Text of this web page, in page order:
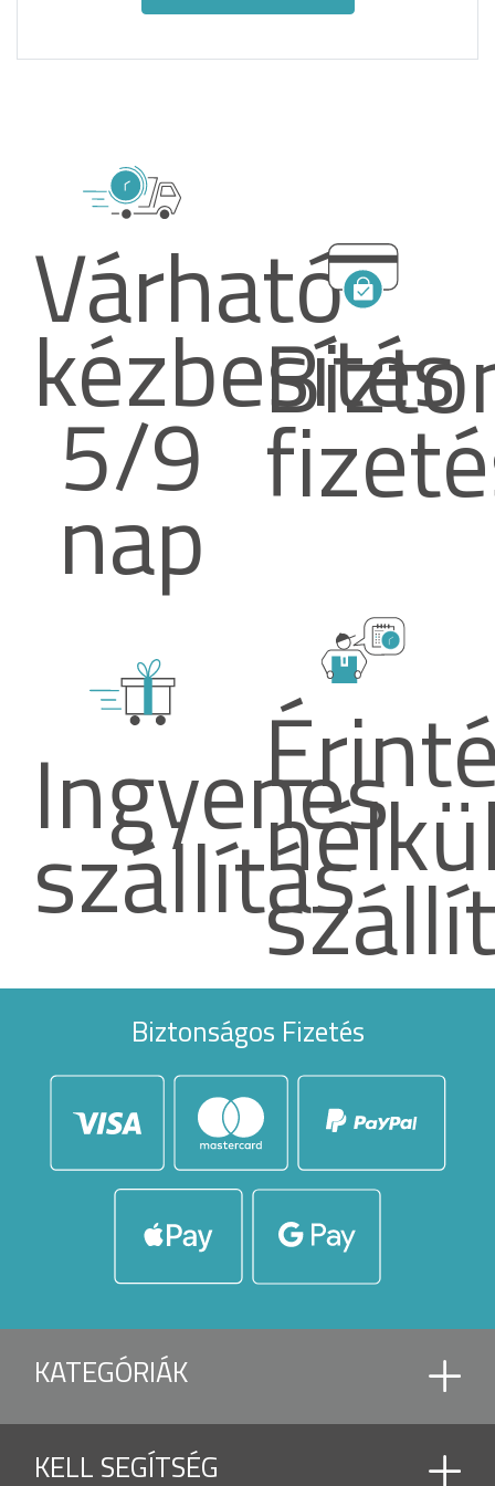
Várható
kézbesítés
5/9
nap
Ingyenes
szállítás
Biztonságos Fizetés
KATEGÓRIÁK
CANTILEVER PARASOLS
KELL SEGÍTSÉG